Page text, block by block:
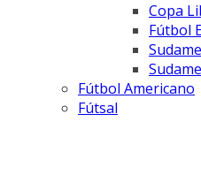
Copa
Fútbol
Fútbol Americano
Fútsal